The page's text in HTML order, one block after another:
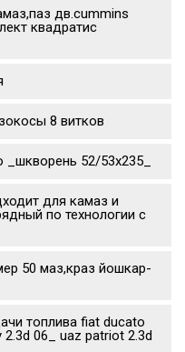
дв.cummins
квадратис
8 витков
52/53х235_
для камаз и
по технологии с
50 маз,краз йошкар-
топлива fiat ducato
06_ uaz patriot 2.3d